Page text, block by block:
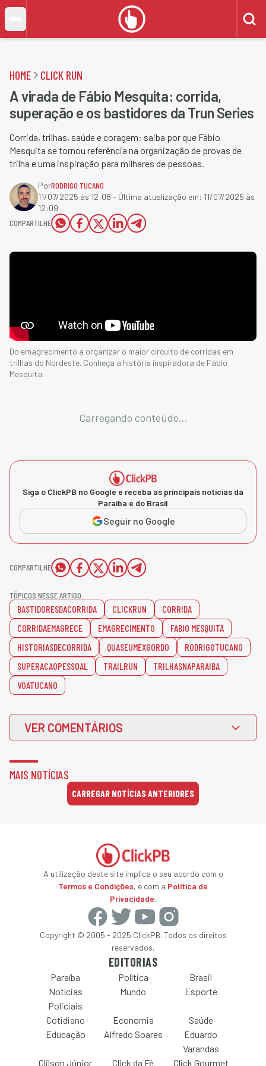
HOME CLICK RUN
A virada de Fábio Mesquita: corrida,
superação e os bastidores da Trun Series
Corrida, trilhas, saúde e coragem: saiba por que Fábio
Mesquita se tornou referência na organização de provas de
trilha e uma inspiração para milhares de pessoas.
PorRODRIGO TUCANO
11/07/2025 às 12:08 - Última atualização em: 11/07/2025 às
12:09
COMPARTILHE
Do emagrecimento a organizar o maior circuito de corridas em
trilhas do Nordeste. Conheça a história inspiradora de Fábio
Mesquita.
Carregando conteúdo...
Siga o ClickPB no Google e receba as principais notícias da
Paraíba e do Brasil
Seguir no Google
COMPARTILHE
TÓPICOS NESSE ARTIGO:
BASTIDORESDACORRIDA CLICKRUN
CORRIDA
CORRIDAEMAGRECE
EMAGRECIMENTO
FABIO MESQUITA
HISTORIASDECORRIDA
QUASEUMEXGORDO
RODRIGOTUCANO
SUPERACAOPESSOAL
TRAILRUN
TRILHASNAPARAIBA
VOATUCANO
VER COMENTÁRIOS
MAIS NOTÍCIAS
CARREGAR NOTÍCIAS ANTERIORES
A utilização deste site implica o seu acordo com o
Termos e Condições, e com a Política de
Privacidade.
Copyright © 2005 - 2025 ClickPB. Todos os direitos
reservados.
EDITORIAS
Paraíba Política
Brasil
Notícias
Policiais
Mundo Esporte
Cotidiano Economia
Saúde
Educação
Alfredo Soares
Eduardo
Varandas
Clilson Júnior
Click da Fé Click Gourmet